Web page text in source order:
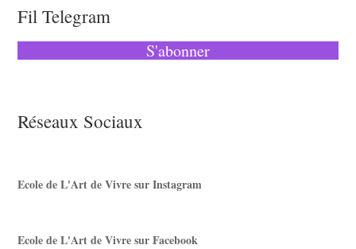
Fil Telegram
S'abonner
Réseaux Sociaux
Ecole de L'Art de Vivre sur Instagram
Ecole de L'Art de Vivre sur Facebook